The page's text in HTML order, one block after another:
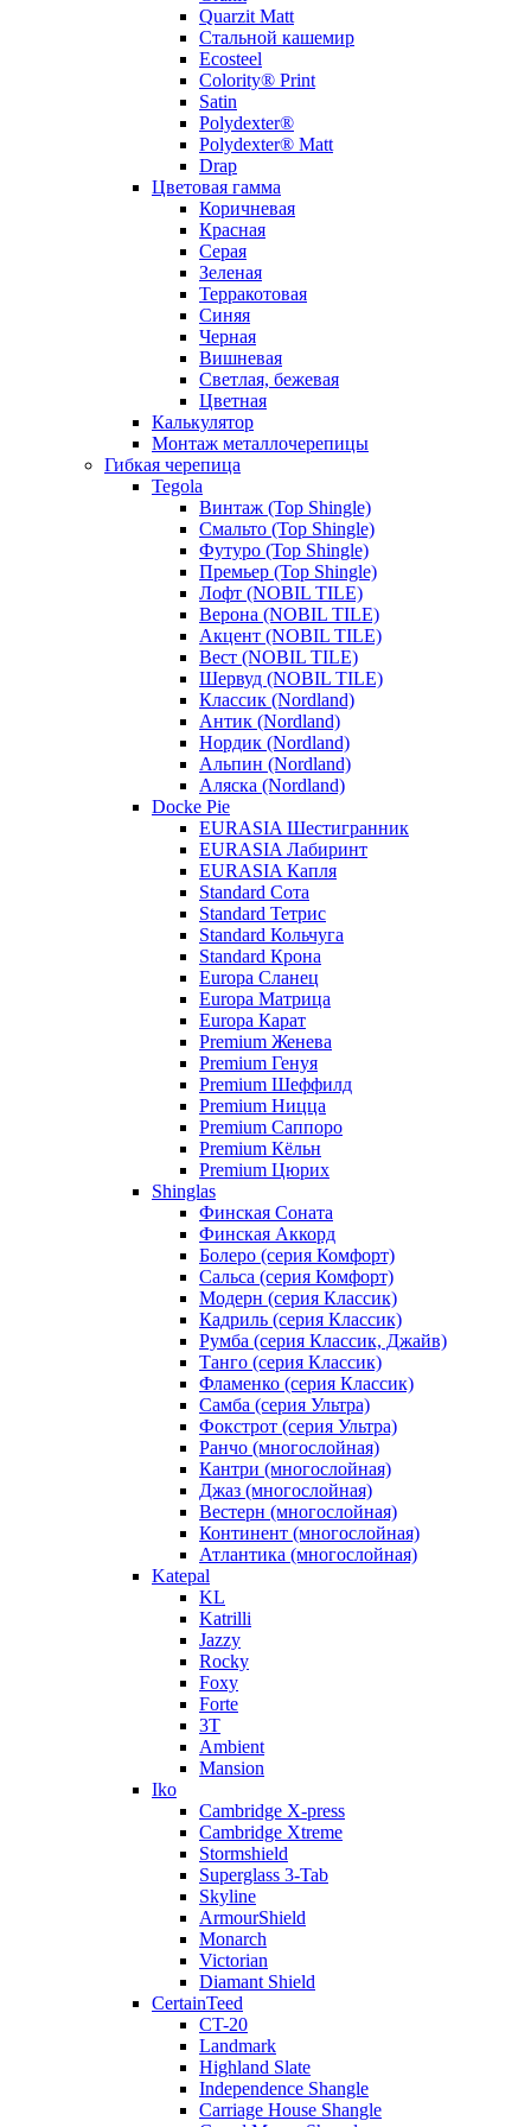
Quarzit Matt
Стальной кашемир
Ecosteel
Colority® Print
Satin
Polydexter®
Polydexter® Matt
Drap
Цветовая гамма
Коричневая
Красная
Серая
Зеленая
Терракотовая
Синяя
Черная
Вишневая
Светлая, бежевая
Цветная
Калькулятор
Монтаж металлочерепицы
Гибкая черепица
Tegola
Винтаж (Top Shingle)
Смальто (Top Shingle)
Футуро (Top Shingle)
Премьер (Top Shingle)
Лофт (NOBIL TILE)
Верона (NOBIL TILE)
Акцент (NOBIL TILE)
Вест (NOBIL TILE)
Шервуд (NOBIL TILE)
Классик (Nordland)
Антик (Nordland)
Нордик (Nordland)
Альпин (Nordland)
Аляска (Nordland)
Docke Pie
EURASIA Шестигранник
EURASIA Лабиринт
EURASIA Капля
Standard Сота
Standard Тетрис
Standard Кольчуга
Standard Крона
Europa Сланец
Europa Матрица
Europa Карат
Premium Женева
Premium Генуя
Premium Шеффилд
Premium Ницца
Premium Саппоро
Premium Кёльн
Premium Цюрих
Shinglas
Финская Соната
Финская Аккорд
Болеро (серия Комфорт)
Сальса (серия Комфорт)
Модерн (серия Классик)
Кадриль (серия Классик)
Румба (серия Классик, Джайв)
Танго (серия Классик)
Фламенко (серия Классик)
Самба (серия Ультра)
Фокстрот (серия Ультра)
Ранчо (многослойная)
Кантри (многослойная)
Джаз (многослойная)
Вестерн (многослойная)
Континент (многослойная)
Атлантика (многослойная)
Katepal
KL
Katrilli
Jazzy
Rocky
Foxy
Forte
3T
Ambient
Mansion
Iko
Cambridge X-press
Cambridge Xtreme
Stormshield
Superglass 3-Tab
Skyline
ArmourShield
Monarch
Victorian
Diamant Shield
CertainTeed
CT-20
Landmark
Highland Slate
Independence Shangle
Carriage House Shangle